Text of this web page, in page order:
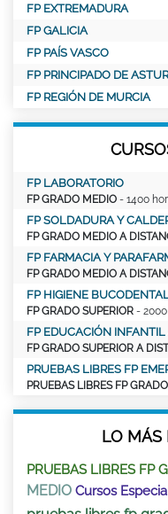
FP EXTREMADURA
FP GALICIA
FP PAÍS VASCO
FP PRINCIPADO DE
FP REGIÓN DE MURCIA
FP LABORATORIO
FP GRADO MEDIO - 1400
FP SOLDADURA Y
FP GRADO MEDIO A
FP FARMACIA Y
FP GRADO MEDIO A
FP HIGIENE
FP GRADO SUPERIOR -
FP EDUCACIÓN
FP GRADO SUPERIOR A
PRUEBAS LIBRES FP
PRUEBAS LIBRES FP
LO MÁS
PRUEBAS LIBRES FP
MEDIO Cursos